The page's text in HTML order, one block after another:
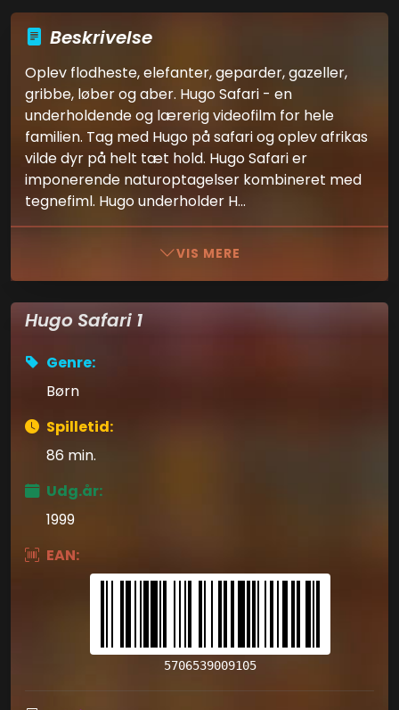
Beskrivelse
Oplev flodheste, elefanter, geparder, gazeller,
gribbe, løber og aber. Hugo Safari - en
underholdende og lærerig videofilm for hele
familien. Tag med Hugo på safari og oplev afrikas
vilde dyr på helt tæt hold. Hugo Safari er
imponerende naturoptagelser kombineret med
tegnefiml. Hugo underholder H...
VIS MERE
Hugo Safari 1
Genre:
Børn
Spilletid:
86 min.
Udg.år:
1999
EAN:
5706539009105